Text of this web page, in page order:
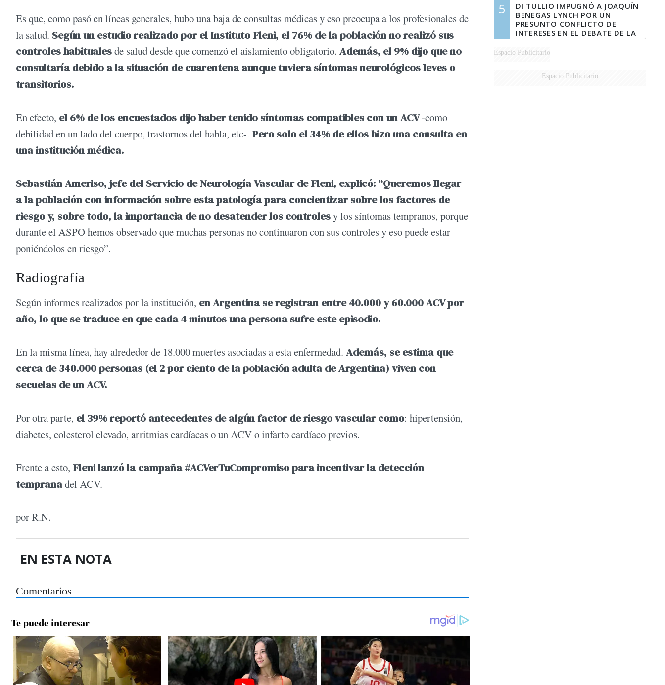
Es que, como pasó en líneas generales, hubo una baja de consultas médicas y eso preocupa a los profesionales de
la salud. Según un estudio realizado por el Instituto Fleni, el 76% de la población no realizó sus
controles habitualesde salud desde que comenzó el aislamiento obligatorio. Además, el 9% dijo que no
consultaría debido a la situación de cuarentena aunque tuviera síntomas neurológicos leves o
transitorios.
En efecto, el 6% de los encuestados dijo haber tenido síntomas compatibles con un ACV-como
debilidad en un lado del cuerpo, trastornos del habla, etc-. Pero solo el 34% de ellos hizo una consulta en
una institución médica.
Sebastián Ameriso, jefe del Servicio de Neurología Vascular de Fleni, explicó: “Queremos llegar
a la población con información sobre esta patología para concientizar sobre los factores de
riesgo y, sobre todo, la importancia de no desatender los controlesy los síntomas tempranos, porque
durante el ASPO hemos observado que muchas personas no continuaron con sus controles y eso puede estar
poniéndolos en riesgo”.
Radiografía
Según informes realizados por la institución, en Argentina se registran entre 40.000 y 60.000 ACV por
año, lo que se traduce en que cada 4 minutos una persona sufre este episodio.
En la misma línea, hay alrededor de 18.000 muertes asociadas a esta enfermedad. Además, se estima que
cerca de 340.000 personas (el 2 por ciento de la población adulta de Argentina) viven con
secuelas de un ACV.
Por otra parte, el 39% reportó antecedentes de algún factor de riesgo vascular como: hipertensión,
diabetes, colesterol elevado, arritmias cardíacas o un ACV o infarto cardíaco previos.
Frente a esto, Fleni lanzó la campaña #ACVerTuCompromiso para incentivar la detección
tempranadel ACV.
por R.N.
EN ESTA NOTA
Comentarios
5
DI TULLIO IMPUGNÓ A JOAQUÍN
BENEGAS LYNCH POR UN
PRESUNTO CONFLICTO DE
INTERESES EN EL DEBATE DE LA
LEY DE TIERRAS
Espacio Publicitario
Espacio Publicitario